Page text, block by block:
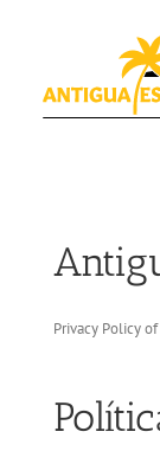
Privacy Policy